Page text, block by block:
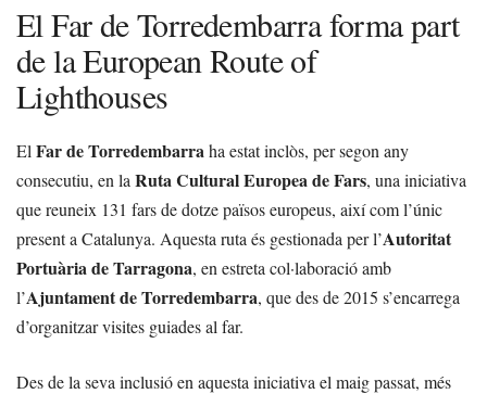
El Far de Torredembarra forma part
de la European Route of
Lighthouses
El Far de Torredembarraha estat inclòs, per segon any
consecutiu, en la Ruta Cultural Europea de Fars, una iniciativa
que reuneix 131 fars de dotze països europeus, així com l’únic
present a Catalunya. Aquesta ruta és gestionada per l’Autoritat
Portuària de Tarragona, en estreta col·laboració amb
l’Ajuntament de Torredembarra, que des de 2015 s’encarrega
d’organitzar visites guiades al far.
Des de la seva inclusió en aquesta iniciativa el maig passat, més